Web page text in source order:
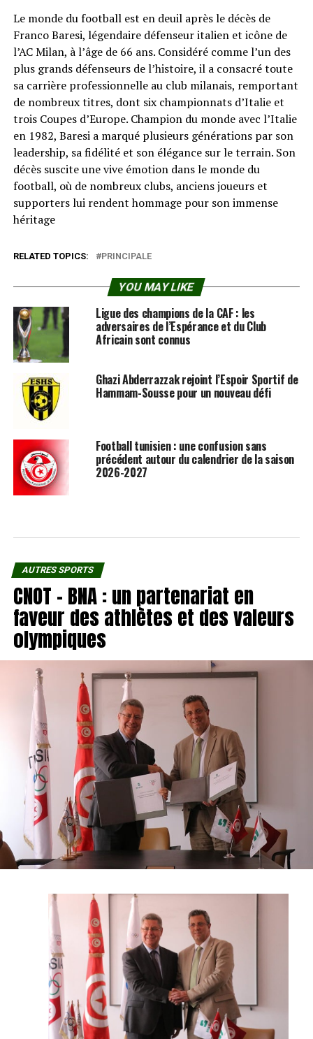
Le monde du football est en deuil après le décès de
Franco Baresi, légendaire défenseur italien et icône de
l’AC Milan, à l’âge de 66 ans. Considéré comme l’un des
plus grands défenseurs de l’histoire, il a consacré toute
sa carrière professionnelle au club milanais, remportant
de nombreux titres, dont six championnats d’Italie et
trois Coupes d’Europe. Champion du monde avec l’Italie
en 1982, Baresi a marqué plusieurs générations par son
leadership, sa fidélité et son élégance sur le terrain. Son
décès suscite une vive émotion dans le monde du
football, où de nombreux clubs, anciens joueurs et
supporters lui rendent hommage pour son immense
héritage
RELATED TOPICS: PRINCIPALE
YOU MAY LIKE
Ligue des champions de la CAF : les
adversaires de l’Espérance et du Club
Africain sont connus
Ghazi Abderrazzak rejoint l’Espoir Sportif de
Hammam-Sousse pour un nouveau défi
Football tunisien : une confusion sans
précédent autour du calendrier de la saison
2026-2027
AUTRES SPORTS
CNOT – BNA : un partenariat en
faveur des athlètes et des valeurs
olympiques